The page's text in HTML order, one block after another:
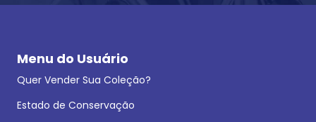
Menu do Usuário
Quer Vender Sua Coleção?
Estado de Conservação